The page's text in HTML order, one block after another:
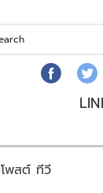
พสต์ ทีวี